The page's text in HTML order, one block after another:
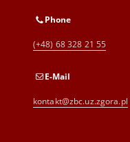
Phone
(+48) 68 328 21 55
E-Mail
kontakt@zbc.uz.zgora.pl